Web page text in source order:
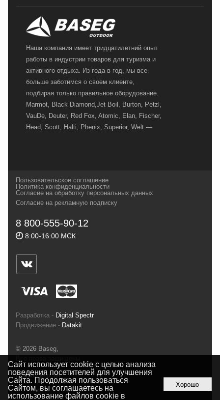
Наша компания имеет тридцатилетний опыт
работы в индустрии товаров для туризма и
активного отдыха. Из года в год, мы все
больше заботимся о своем клиенте,
подбирая только правильное оборудование.
Marmot, Black Diamond,Jet Boil, Burton, Petzl,
VauDe, Deuter, Red Fox, Atomic, Elan, Fischer,
Head, Scott, Halti, Phenix, Superior, Welt —
и взыскательных путешественников,
спортсменов и отдыхающих.
Геннадьевич
ИНН 590300057023 ОГРН 304590319000121
ул.Советская, 25, магазин Басег.
Тел./факс (342) 2101242
Пользовательское соглашение
Политика конфиденциальности
Согласие на обработку персональных данных
Согласие на рекламную подписку
8 800-555-90-12
8:00-16:00 МСК
Разработка - Digital Spectr
Продвижение - Datakit
© 2026 Baseg,
Полная версия
Сайт использует cookie с целью анализа
поведения посетителей для улучшения
Сайта. Продолжая пользоваться
Сайтом, вы соглашаетесь на
использование файлов cookie в
Хорошо